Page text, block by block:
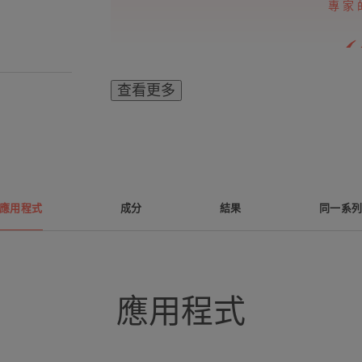
專家
雙重配方卸妝液，
溫和配方，保護眼睫毛。
查看更多
用程式 成分 結果 同一系列
應用程式